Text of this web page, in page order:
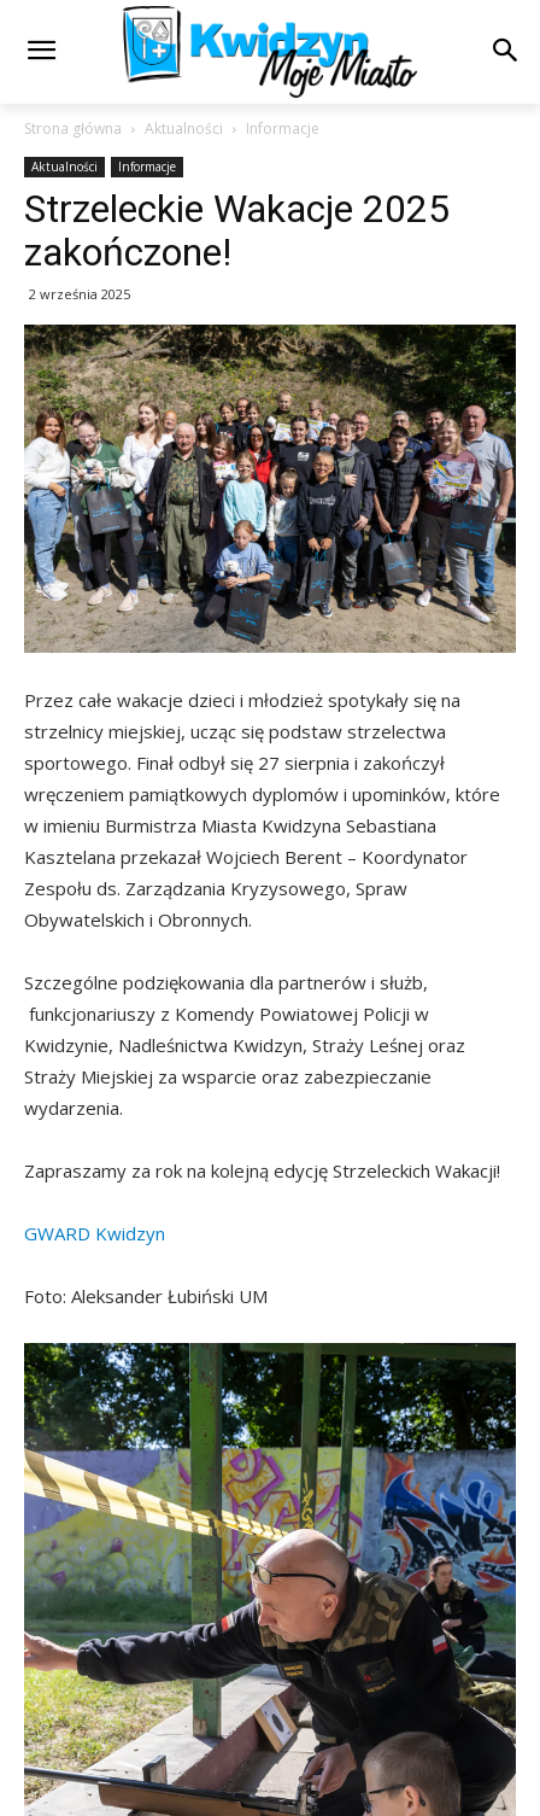
Strona główna Aktualności Informacje
Aktualności Informacje
Strzeleckie Wakacje 2025
zakończone!
2 września 2025
Przez całe wakacje dzieci i młodzież spotykały się na
strzelnicy miejskiej, ucząc się podstaw strzelectwa
sportowego. Finał odbył się 27 sierpnia i zakończył
wręczeniem pamiątkowych dyplomów i upominków, które
w imieniu Burmistrza Miasta Kwidzyna Sebastiana
Kasztelana przekazał Wojciech Berent – Koordynator
Zespołu ds. Zarządzania Kryzysowego, Spraw
Obywatelskich i Obronnych.
Szczególne podziękowania dla partnerów i służb,
funkcjonariuszy z Komendy Powiatowej Policji w
Kwidzynie, Nadleśnictwa Kwidzyn, Straży Leśnej oraz
Straży Miejskiej za wsparcie oraz zabezpieczanie
wydarzenia.
Zapraszamy za rok na kolejną edycję Strzeleckich Wakacji!
GWARD Kwidzyn
Foto: Aleksander Łubiński UM